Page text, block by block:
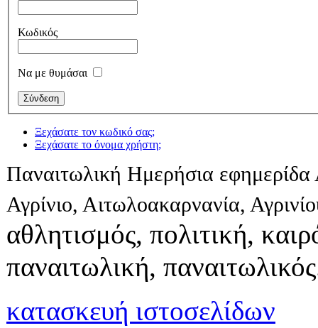
Κωδικός
Να με θυμάσαι
Ξεχάσατε τον κωδικό σας;
Ξεχάσατε το όνομα χρήστη;
Παναιτωλική Ημερήσια εφημερίδα
Αγρίνιο, Αιτωλοακαρνανία,
αθλητισμός, πολιτική,
παναιτωλική,
κατασκευή ιστοσελίδων